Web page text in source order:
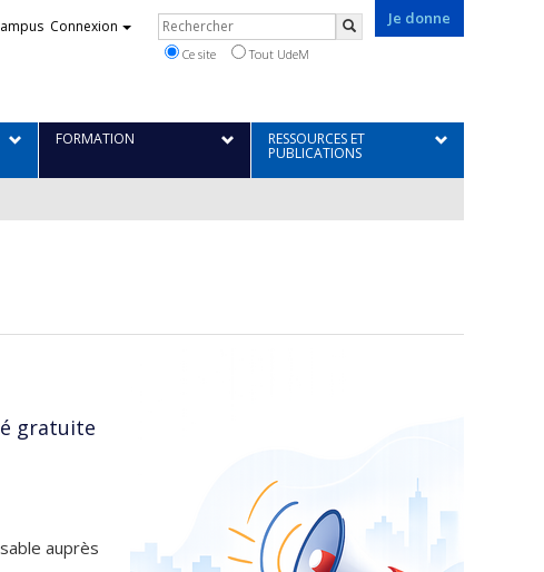
Je donne
Connexion Rechercher
Ce site Tout UdeM
FORMATION RESSOURCES ET
PUBLICATIONS
gratuite
auprès